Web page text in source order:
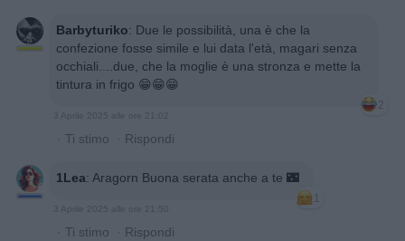
Barbyturiko: Due le possibilità, una è che la
confezione fosse simile e lui data l'età, magari senza
occhiali....due, che la moglie è una stronza e mette la
tintura in frigo 😁😁😁
2
3 Aprile 2025 alle ore 21:02
· Ti stimo · Rispondi
1Lea: Aragorn Buona serata anche a te 🌃
1
3 Aprile 2025 alle ore 21:50
· Ti stimo · Rispondi